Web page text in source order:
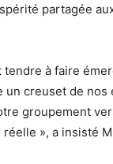
partagée
à faire
un creuset de
groupement
», a insisté